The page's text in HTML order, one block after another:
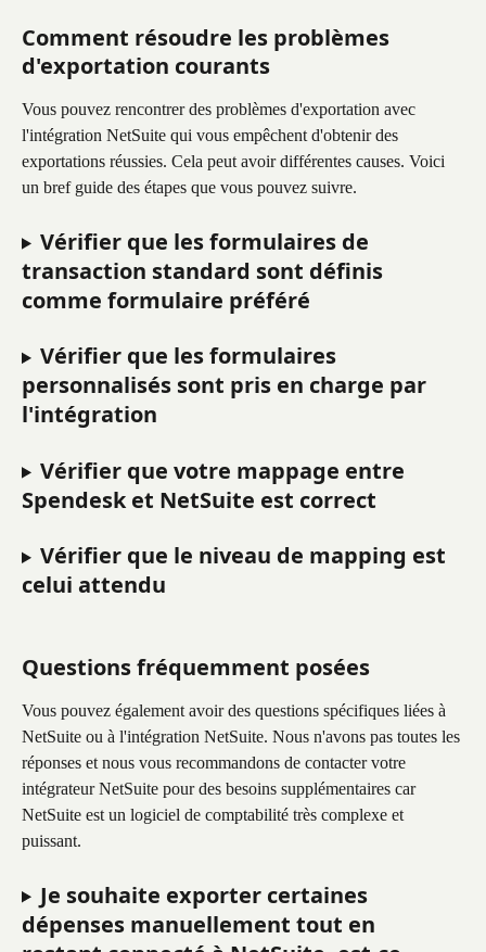
Comment résoudre les problèmes
d'exportation courants
Vous pouvez rencontrer des problèmes d'exportation avec
l'intégration NetSuite qui vous empêchent d'obtenir des
exportations réussies. Cela peut avoir différentes causes. Voici
un bref guide des étapes que vous pouvez suivre.
Vérifier que les formulaires de
transaction standard sont définis
comme formulaire préféré
Vérifier que les formulaires
personnalisés sont pris en charge par
l'intégration
Vérifier que votre mappage entre
Spendesk et NetSuite est correct
Vérifier que le niveau de mapping est
celui attendu
Questions fréquemment posées
Vous pouvez également avoir des questions spécifiques liées à
NetSuite ou à l'intégration NetSuite. Nous n'avons pas toutes les
réponses et nous vous recommandons de contacter votre
intégrateur NetSuite pour des besoins supplémentaires car
NetSuite est un logiciel de comptabilité très complexe et
puissant.
Je souhaite exporter certaines
dépenses manuellement tout en